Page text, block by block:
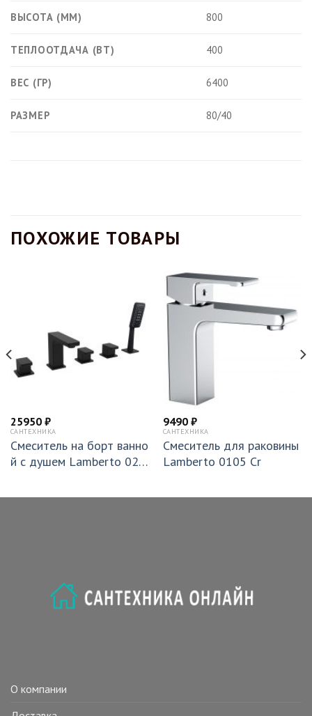
ВЫСОТА (ММ) 800
ТЕПЛООТДАЧА (ВТ) 400
ВЕС (ГР) 6400
РАЗМЕР 80/40
ПОХОЖИЕ ТОВАРЫ
25950 ₽
САНТЕХНИКА
Смеситель на борт ванно
й с душем Lamberto 020
9490 ₽
САНТЕХНИКА
Смеситель для раковины
Lamberto 0105 Cr
О компании